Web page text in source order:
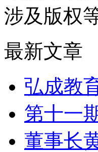
涉及版权
最新文章
弘成教
第十一
董事长